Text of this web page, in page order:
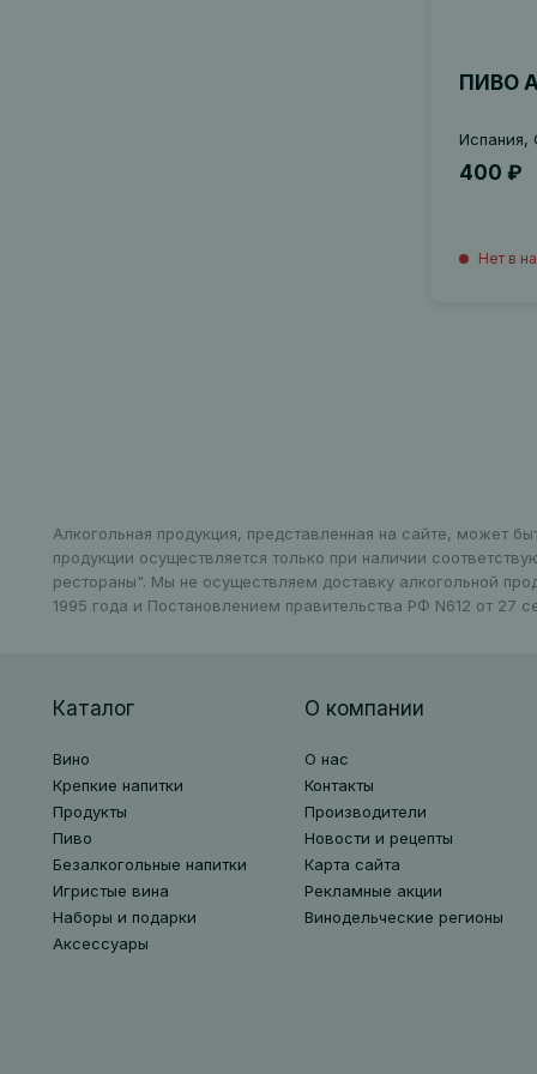
ПИВО
Испания,
400 ₽
Нет в
Алкогольная продукция, представленная на сайте, может
продукции осуществляется только при наличии
рестораны". Мы не осуществляем доставку алкогольной
1995 года и Постановлением правительства РФ N612 от 27
Каталог
Вино
Крепкие напитки
Продукты
Пиво
Безалкогольные напитки
Игристые вина
Наборы и подарки
Аксессуары
О компании
О нас
Контакты
Производители
Новости и рецепты
Карта сайта
Рекламные акции
Винодельческие регионы